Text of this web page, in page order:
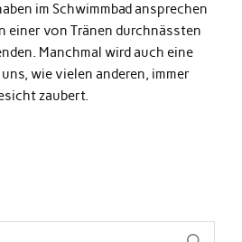
im Schwimmbad ansprechen
einer von Tränen durchnässten
Manchmal wird auch eine
wie vielen anderen, immer
zaubert.